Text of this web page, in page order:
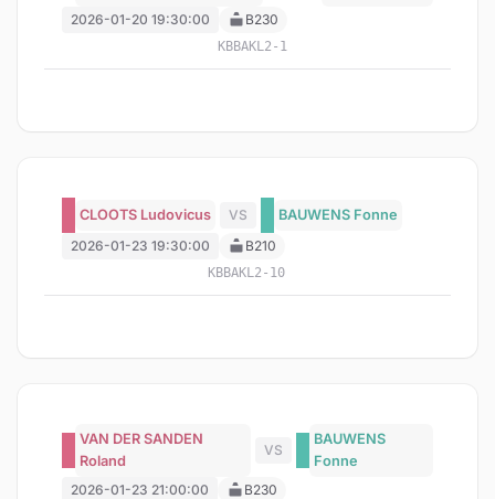
2026-01-20 19:30:00
B230
KBBAKL2-1
CLOOTS Ludovicus VS
BAUWENS Fonne
2026-01-23 19:30:00
B210
KBBAKL2-10
VAN DER SANDEN
Roland
VS
BAUWENS
Fonne
2026-01-23 21:00:00
B230